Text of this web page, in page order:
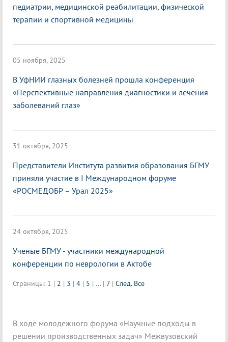
педиатрии, медицинской реабилитации, физической
терапии и спортивной медицины
05 ноября, 2025
В УфНИИ глазных болезней прошла конференция
«Перспективные направления диагностики и лечения
заболеваний глаз»
31 октября, 2025
Представители Института развития образования БГМУ
приняли участие в I Международном форуме
«РОСМЕДОБР – Урал 2025»
24 октября, 2025
Ученые БГМУ - участники международной
конференции по неврологии в Актобе
Страницы: 1 | 2 | 3 | 4 | 5 | ... | 7 | След. Все
В ходе молодежного форума «Научные подходы в
решении производственных задач» Межвузовский